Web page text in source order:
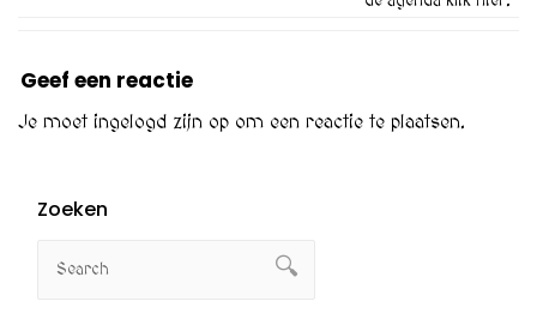
Geef een reactie
Je moet ingelogd zijn op om een reactie te plaatsen.
Zoeken